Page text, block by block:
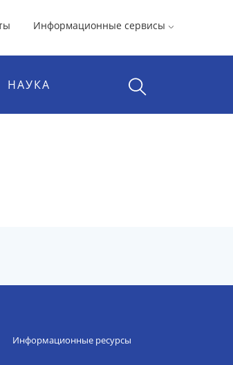
Информационные сервисы
НАУКА
Информационные ресурсы